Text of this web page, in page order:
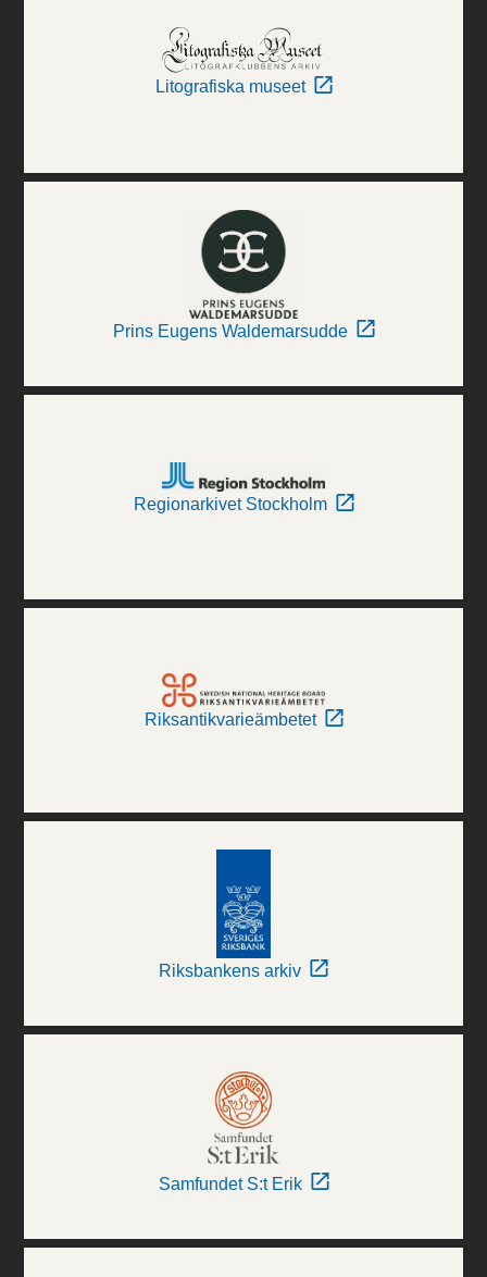
Litografiska museet
Prins Eugens Waldemarsudde
Regionarkivet Stockholm
Riksantikvarieämbetet
Riksbankens arkiv
Samfundet S:t Erik